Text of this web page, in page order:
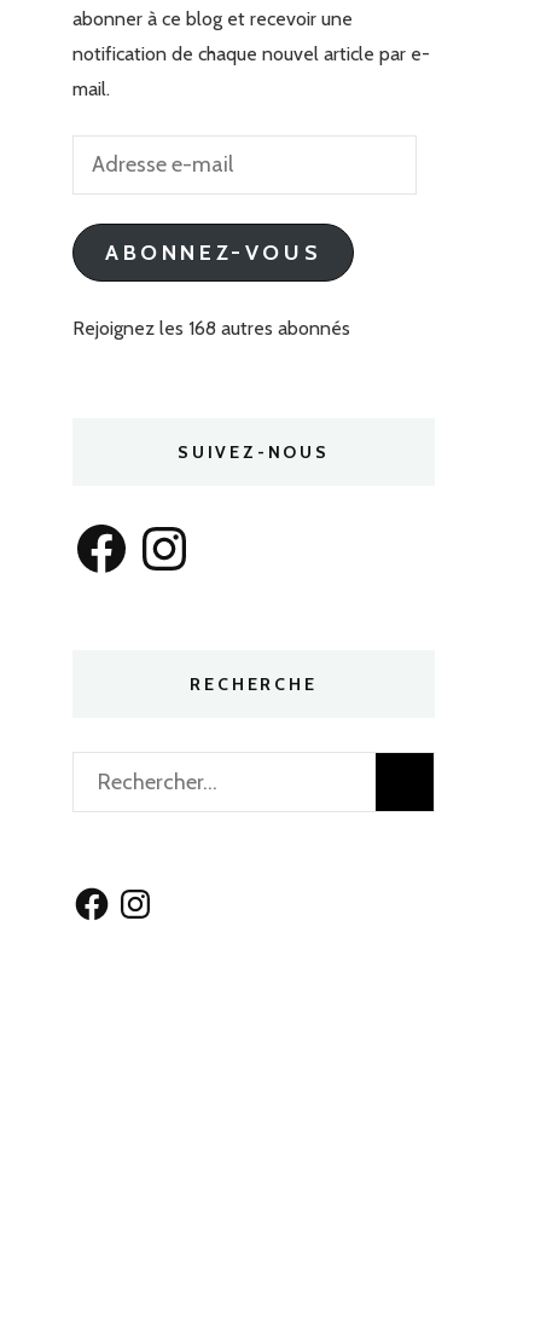
abonner à ce blog et recevoir une
notification de chaque nouvel article par e-
mail.
Adresse
mail
ABONNEZ-VOUS
Rejoignez les 168 autres abonnés
SUIVEZ-NOUS
FacebookInstagram
RECHERCHE
Rechercher :
FacebookInstagram